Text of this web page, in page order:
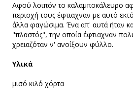
Αφού λοιπόν το καλαμποκάλευρο
περιοχή τους έφτιαχναν με αυτό
άλλα φαγώσιμα. Ένα απ' αυτά ήταν
''πλαστός'', την οποία έφτιαχναν
χρειαζόταν ν' ανοίξουν φύλλο.
Υλικά
μισό κιλό χόρτα